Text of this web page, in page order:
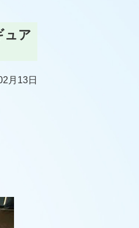
ュア
月13日